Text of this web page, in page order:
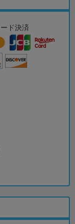
ド決済